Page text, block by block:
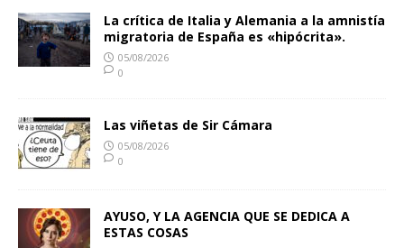
La crítica de Italia y Alemania a la amnistía
migratoria de España es «hipócrita».
05/08/2026
0
Las viñetas de Sir Cámara
05/08/2026
0
AYUSO, Y LA AGENCIA QUE SE DEDICA A
ESTAS COSAS